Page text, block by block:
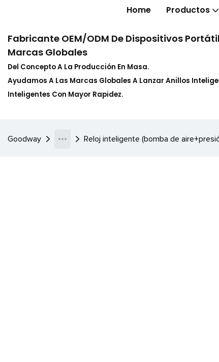
Home Productos
Fabricante OEM/ODM De Dispositivos
Marcas Globales
Del Concepto A La Producción En Masa.
Ayudamos A Las Marcas Globales A Lanzar Anillos
Inteligentes Con Mayor Rapidez.
Goodway Reloj inteligente (bomba de